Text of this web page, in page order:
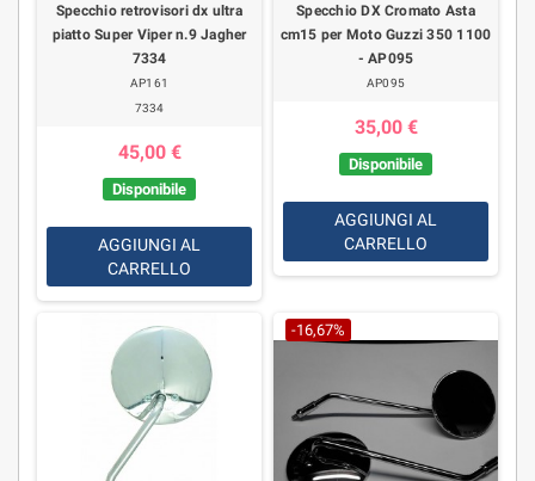
Specchio retrovisori dx ultra
piatto Super Viper n.9 Jagher
7334
AP161
7334
45,00 €
Disponibile
AGGIUNGI AL
CARRELLO
Specchio DX Cromato Asta
cm15 per Moto Guzzi 350 1100
- AP095
AP095
35,00 €
Disponibile
AGGIUNGI AL
CARRELLO
-16,67%